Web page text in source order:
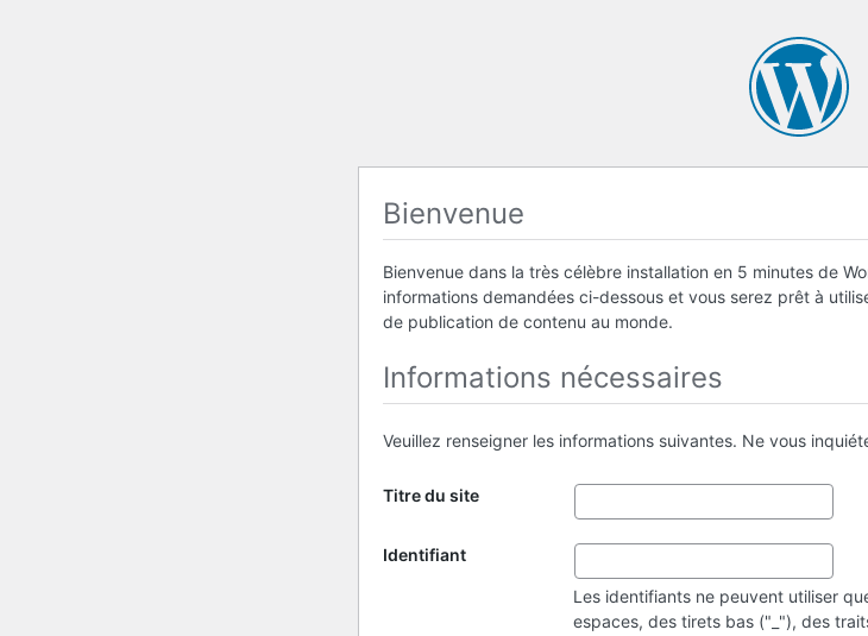
Bienvenue
Bienvenue dans la très célèbre installation en 5 minutes de
informations demandées ci-dessous et vous serez prêt à
de publication de contenu au monde.
Informations nécessaires
Veuillez renseigner les informations suivantes. Ne vous
Titre du site
Identifiant
Les identifiants ne peuvent utiliser
espaces, des tirets bas ("_"), des